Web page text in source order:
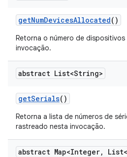
getNumDevicesAllocated()
Retorna o número de
invocação.
abstract List<String>
getSerials()
Retorna a lista de números de
rastreado nesta invocação.
abstract Map<Integer,